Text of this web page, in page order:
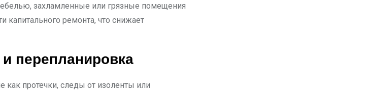
захламленные или грязные помещения
капитального ремонта, что снижает
перепланировка
протечки, следы от изоленты или